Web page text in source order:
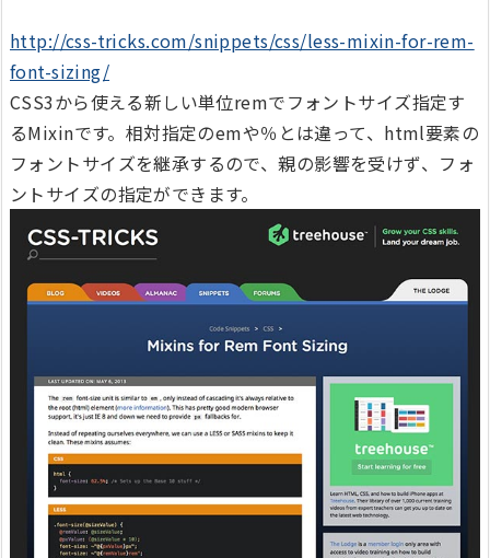
http://css-tricks.com/snippets/css/less-mixin-for-rem-
font-sizing/
CSS3から使える新しい単位remでフォントサイズ指定す
るMixinです。相対指定のemや％とは違って、html要素の
フォントサイズを継承するので、親の影響を受けず、フォ
ントサイズの指定ができます。